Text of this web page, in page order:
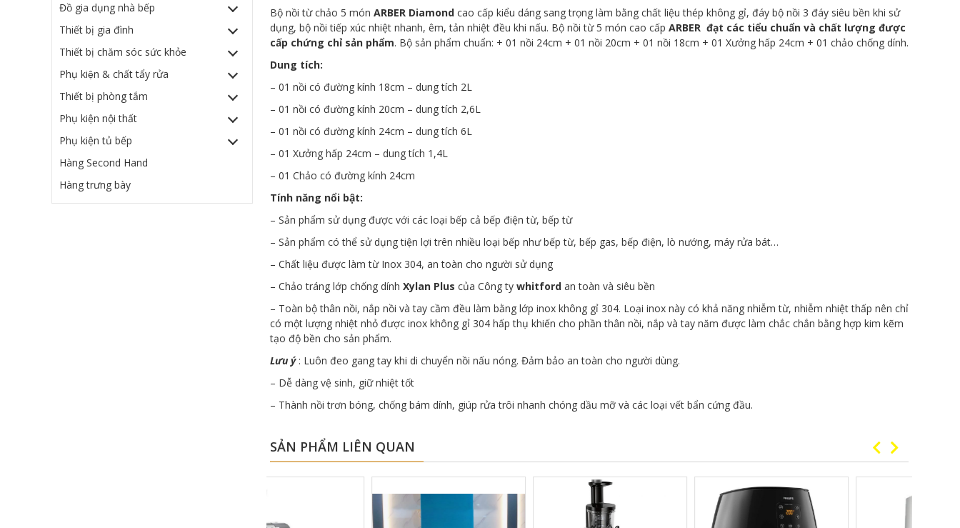
Bộ nồi từ chảo 5 món ARBER Diamond cao cấp kiểu dáng sang trọng làm bằng chất liệu thép không gỉ, đáy bộ nồi 3 đáy siêu bền khi sử
dụng, bộ nồi tiếp xúc nhiệt nhanh, êm, tản nhiệt đều khi nấu. Bộ nồi từ 5 món cao cấp ARBER đạt các tiểu chuẩn và chất lượng được
cấp chứng chỉ sản phẩm. Bộ sản phẩm chuẩn: + 01 nồi 24cm + 01 nồi 20cm + 01 nồi 18cm + 01 Xưởng hấp 24cm + 01 chảo chống dính.
Dung tích:
– 01 nồi có đường kính 18cm – dung tích 2L
– 01 nồi có đường kính 20cm – dung tích 2,6L
– 01 nồi có đường kính 24cm – dung tích 6L
– 01 Xưởng hấp 24cm – dung tích 1,4L
– 01 Chảo có đường kính 24cm
Tính năng nổi bật:
– Sản phẩm sử dụng được với các loại bếp cả bếp điện từ, bếp từ
– Sản phẩm có thể sử dụng tiện lợi trên nhiều loại bếp như bếp từ, bếp gas, bếp điện, lò nướng, máy rửa bát…
– Chất liệu được làm từ Inox 304, an toàn cho người sử dụng
– Chảo tráng lớp chống dính Xylan Plus của Công ty whitford an toàn và siêu bền
– Toàn bộ thân nồi, nắp nồi và tay cầm đều làm bằng lớp inox không gỉ 304. Loại inox này có khả năng nhiễm từ, nhiễm nhiệt thấp nên chỉ
có một lượng nhiệt nhỏ được inox không gỉ 304 hấp thụ khiến cho phần thân nồi, nắp và tay năm được làm chắc chắn bằng hợp kim kẽm
tạo độ bền cho sản phẩm.
Lưu ý : Luôn đeo gang tay khi di chuyển nồi nấu nóng. Đảm bảo an toàn cho người dùng.
– Dễ dàng vệ sinh, giữ nhiệt tốt
– Thành nồi trơn bóng, chống bám dính, giúp rửa trôi nhanh chóng dầu mỡ và các loại vết bẩn cứng đầu.
SẢN PHẨM LIÊN QUAN
Đồ gia dụng nhà bếp
Thiết bị gia đình
Thiết bị chăm sóc sức khỏe
Phụ kiện & chất tẩy rửa
Thiết bị phòng tắm
Phụ kiện nội thất
Phụ kiện tủ bếp
Hàng Second Hand
Hàng trưng bày